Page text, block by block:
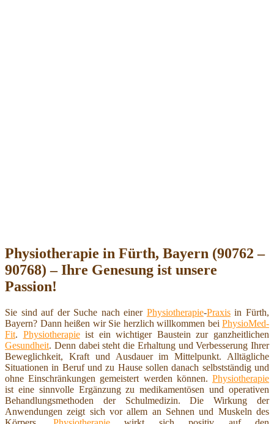
Physiotherapie in Fürth, Bayern (90762 –
90768) – Ihre Genesung ist unsere
Passion!
Sie sind auf der Suche nach einer Physiotherapie-Praxisin Fürth,
Bayern? Dann heißen wir Sie herzlich willkommen bei PhysioMed-
Fit. Physiotherapieist ein wichtiger Baustein zur ganzheitlichen
Gesundheit. Denn dabei steht die Erhaltung und Verbesserung Ihrer
Beweglichkeit, Kraft und Ausdauer im Mittelpunkt. Alltägliche
Situationen in Beruf und zu Hause sollen danach selbstständig und
ohne Einschränkungen gemeistert werden können. Physiotherapie
ist eine sinnvolle Ergänzung zu medikamentösen und operativen
Behandlungsmethoden der Schulmedizin. Die Wirkung der
Anwendungen zeigt sich vor allem an Sehnen und Muskeln des